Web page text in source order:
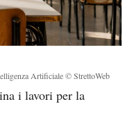
Artificiale © StrettoWeb
i lavori per la